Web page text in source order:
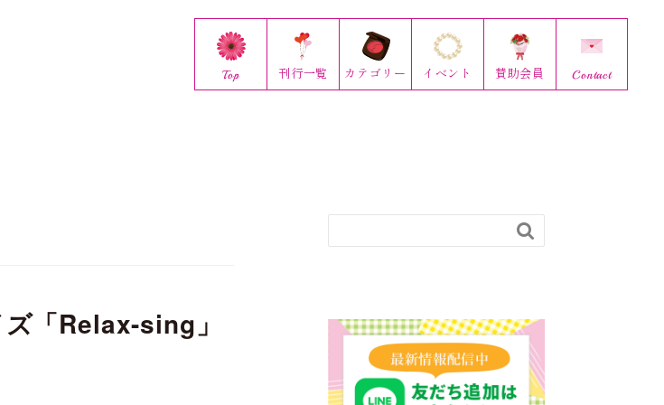
Top 刊行一覧 カテゴリー イベント 賛助会員 Contact
「Relax-sing」
